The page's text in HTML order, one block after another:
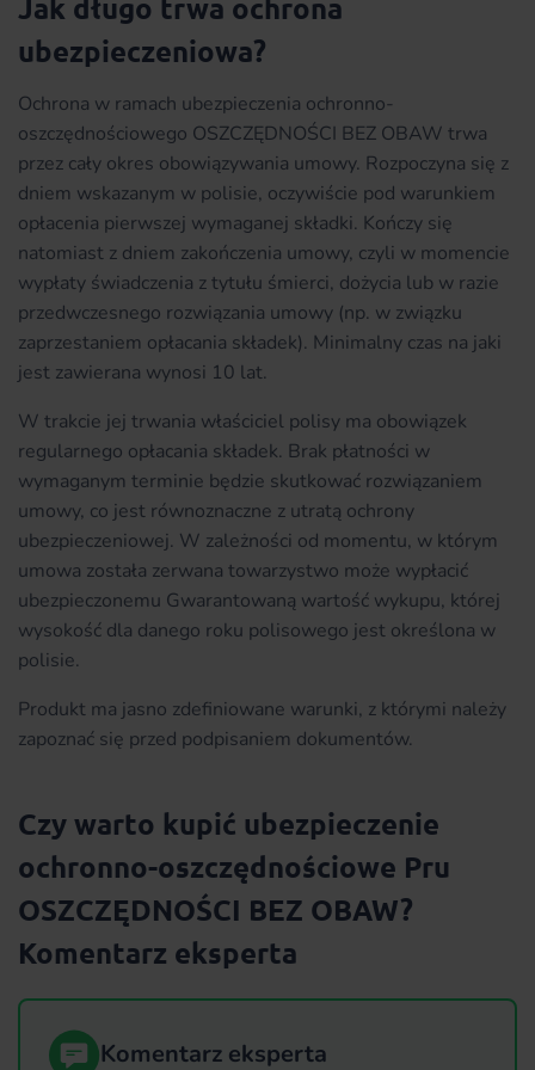
ubezpieczeniowa?
Ochrona w ramach ubezpieczenia ochronno-
oszczędnościowego OSZCZĘDNOŚCI BEZ OBAW trwa
przez cały okres obowiązywania umowy. Rozpoczyna się z
dniem wskazanym w polisie, oczywiście pod warunkiem
opłacenia pierwszej wymaganej składki. Kończy się
natomiast z dniem zakończenia umowy, czyli w momencie
wypłaty świadczenia z tytułu śmierci, dożycia lub w razie
przedwczesnego rozwiązania umowy (np. w związku
zaprzestaniem opłacania składek). Minimalny czas na jaki
jest zawierana wynosi 10 lat.
W trakcie jej trwania właściciel polisy ma obowiązek
regularnego opłacania składek. Brak płatności w
wymaganym terminie będzie skutkować rozwiązaniem
umowy, co jest równoznaczne z utratą ochrony
ubezpieczeniowej. W zależności od momentu, w którym
umowa została zerwana towarzystwo może wypłacić
ubezpieczonemu Gwarantowaną wartość wykupu, której
wysokość dla danego roku polisowego jest określona w
polisie.
Produkt ma jasno zdefiniowane warunki, z którymi należy
zapoznać się przed podpisaniem dokumentów.
Czy warto kupić ubezpieczenie
ochronno-oszczędnościowe Pru
OSZCZĘDNOŚCI BEZ OBAW?
Komentarz eksperta
Komentarz eksperta